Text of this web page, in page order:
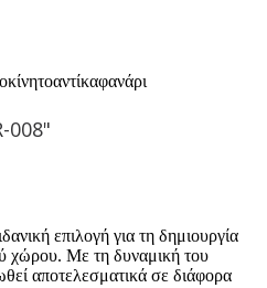
αντίκαφανάρι
008"
επιλογή για τη δημιουργία
χώρου. Με τη δυναμική του
αποτελεσματικά σε διάφορα